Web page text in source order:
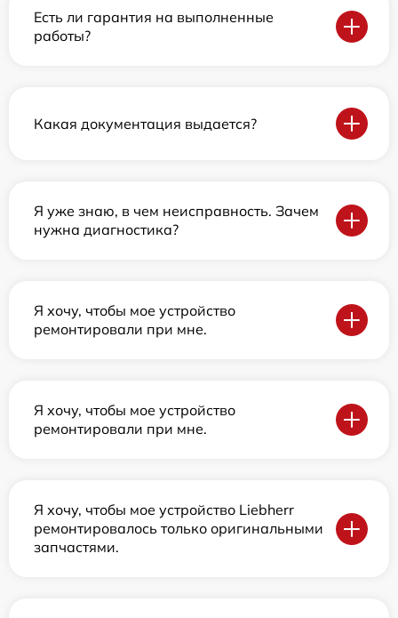
Есть ли гарантия на выполненные
работы?
Какая документация выдается?
Я уже знаю, в чем неисправность. Зачем
нужна диагностика?
Я хочу, чтобы мое устройство
ремонтировали при мне.
Я хочу, чтобы мое устройство
ремонтировали при мне.
Я хочу, чтобы мое устройство Liebherr
ремонтировалось только оригинальными
запчастями.